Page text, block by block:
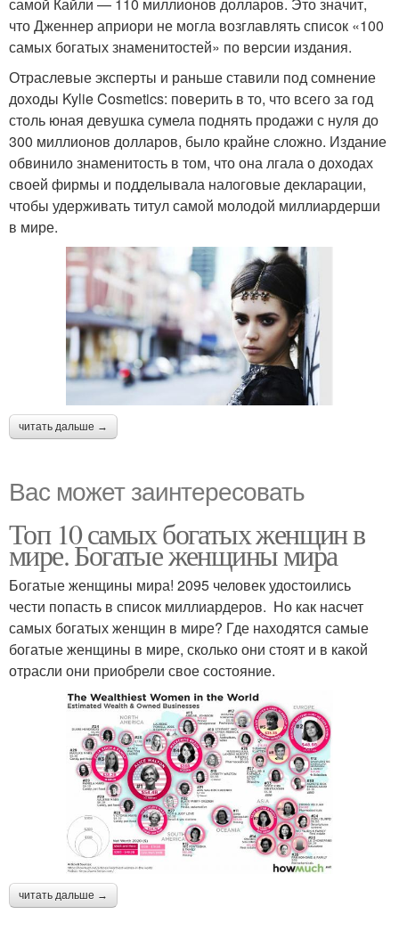
самой Кайли — 110 миллионов долларов. Это значит,
что Дженнер априори не могла возглавлять список «100
самых богатых знаменитостей» по версии издания.
Отраслевые эксперты и раньше ставили под сомнение
доходы Kylie Cosmetics: поверить в то, что всего за год
столь юная девушка сумела поднять продажи с нуля до
300 миллионов долларов, было крайне сложно. Издание
обвинило знаменитость в том, что она лгала о доходах
своей фирмы и подделывала налоговые декларации,
чтобы удерживать титул самой молодой миллиардерши
в мире.
читать дальше →
Вас может заинтересовать
Топ 10 самых богатых женщин в
мире. Богатые женщины мира
Богатые женщины мира! 2095 человек удостоились
чести попасть в список миллиардеров. Но как насчет
самых богатых женщин в мире? Где находятся самые
богатые женщины в мире, сколько они стоят и в какой
отрасли они приобрели свое состояние.
читать дальше →